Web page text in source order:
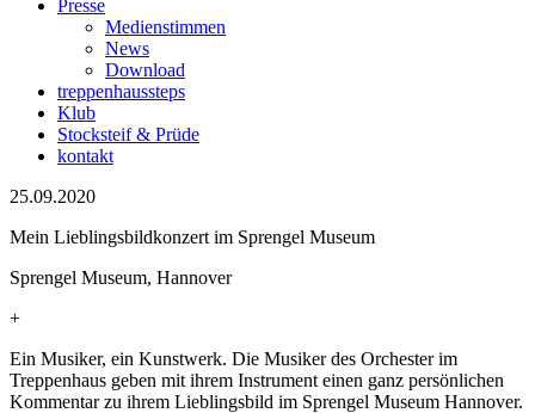
Presse
Medienstimmen
News
Download
treppenhaussteps
Klub
Stocksteif & Prüde
kontakt
25.09.2020
Mein Lieblingsbildkonzert im Sprengel Museum
Sprengel Museum, Hannover
+
Ein Musiker, ein Kunstwerk. Die Musiker des Orchester im
Treppenhaus geben mit ihrem Instrument einen ganz persönlichen
Kommentar zu ihrem Lieblingsbild im Sprengel Museum Hannover.